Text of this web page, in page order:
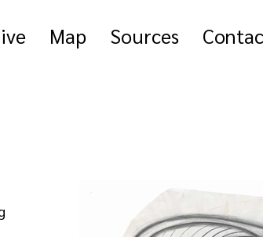
Map Sources